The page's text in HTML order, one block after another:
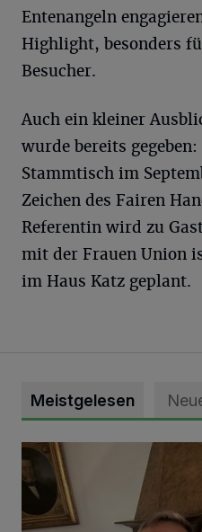
Entenangeln
Highlight, besonders
Besucher.
Auch ein kleiner
wurde bereits
Stammtisch im
Zeichen des Fairen
Referentin wird zu
mit der Frauen Union
im Haus Katz geplant.
Meistgelesen
„Loss dir nix jefalle“ in 7